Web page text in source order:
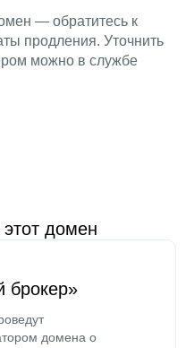
— обратитесь к
продления. Уточнить
можно в службе
этот домен
брокер»
домена о